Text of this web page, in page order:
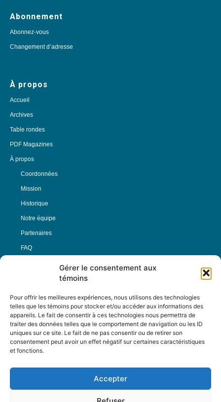
Gérer le consentement aux
témoins
Pour offrir les meilleures expériences, nous utilisons des technologies
telles que les témoins pour stocker et/ou accéder aux informations des
appareils. Le fait de consentir à ces technologies nous permettra de
traiter des données telles que le comportement de navigation ou les ID
uniques sur ce site. Le fait de ne pas consentir ou de retirer son
consentement peut avoir un effet négatif sur certaines caractéristiques
et fonctions.
Accepter
Abonnement
Abonnez-vous
Changement d’adresse
À propos
Accueil
Archives
Table rondes
PDF Magazines
À propos
Coordonnées
Mission
Historique
Notre équipe
Partenaires
FAQ
Nous Suivre
Contactez-nous :
12-3894 rue Sainte-Catherine Est,